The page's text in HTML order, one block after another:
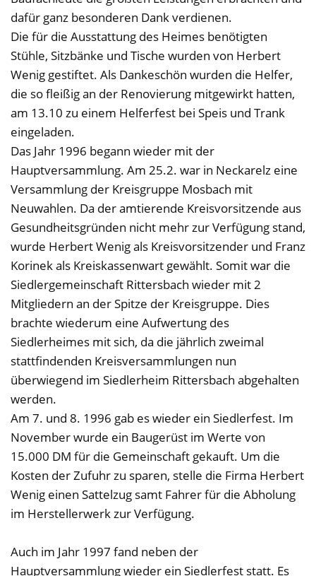
dafür ganz besonderen Dank verdienen.
Die für die Ausstattung des Heimes benötigten
Stühle, Sitzbänke und Tische wurden von Herbert
Wenig gestiftet. Als Dankeschön wurden die Helfer,
die so fleißig an der Renovierung mitgewirkt hatten,
am 13.10 zu einem Helferfest bei Speis und Trank
eingeladen.
Das Jahr 1996 begann wieder mit der
Hauptversammlung. Am 25.2. war in Neckarelz eine
Versammlung der Kreisgruppe Mosbach mit
Neuwahlen. Da der amtierende Kreisvorsitzende aus
Gesundheitsgründen nicht mehr zur Verfügung stand,
wurde Herbert Wenig als Kreisvorsitzender und Franz
Korinek als Kreiskassenwart gewählt. Somit war die
Siedlergemeinschaft Rittersbach wieder mit 2
Mitgliedern an der Spitze der Kreisgruppe. Dies
brachte wiederum eine Aufwertung des
Siedlerheimes mit sich, da die jährlich zweimal
stattfindenden Kreisversammlungen nun
überwiegend im Siedlerheim Rittersbach abgehalten
werden.
Am 7. und 8. 1996 gab es wieder ein Siedlerfest. Im
November wurde ein Baugerüst im Werte von
15.000 DM für die Gemeinschaft gekauft. Um die
Kosten der Zufuhr zu sparen, stelle die Firma Herbert
Wenig einen Sattelzug samt Fahrer für die Abholung
im Herstellerwerk zur Verfügung.
Auch im Jahr 1997 fand neben der
Hauptversammlung wieder ein Siedlerfest statt. Es